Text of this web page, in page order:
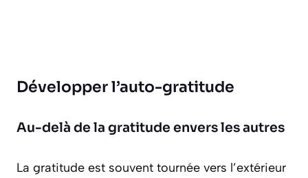
Développer l’auto-gratitude
Au-delà de la gratitude envers les autres
La gratitude est souvent tournée vers l’extérieur